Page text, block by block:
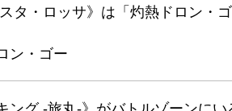
タ・ロッサ》は「灼熱ドロン・
ン・ゴー